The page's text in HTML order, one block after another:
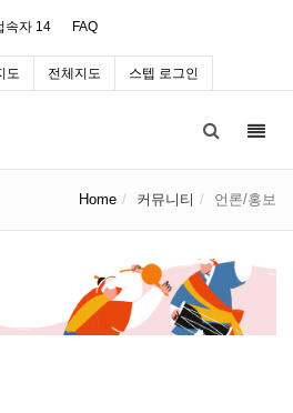
속자 14 FAQ
도 전체지도 스텝 로그인
Home 커뮤니티 언론/홍보